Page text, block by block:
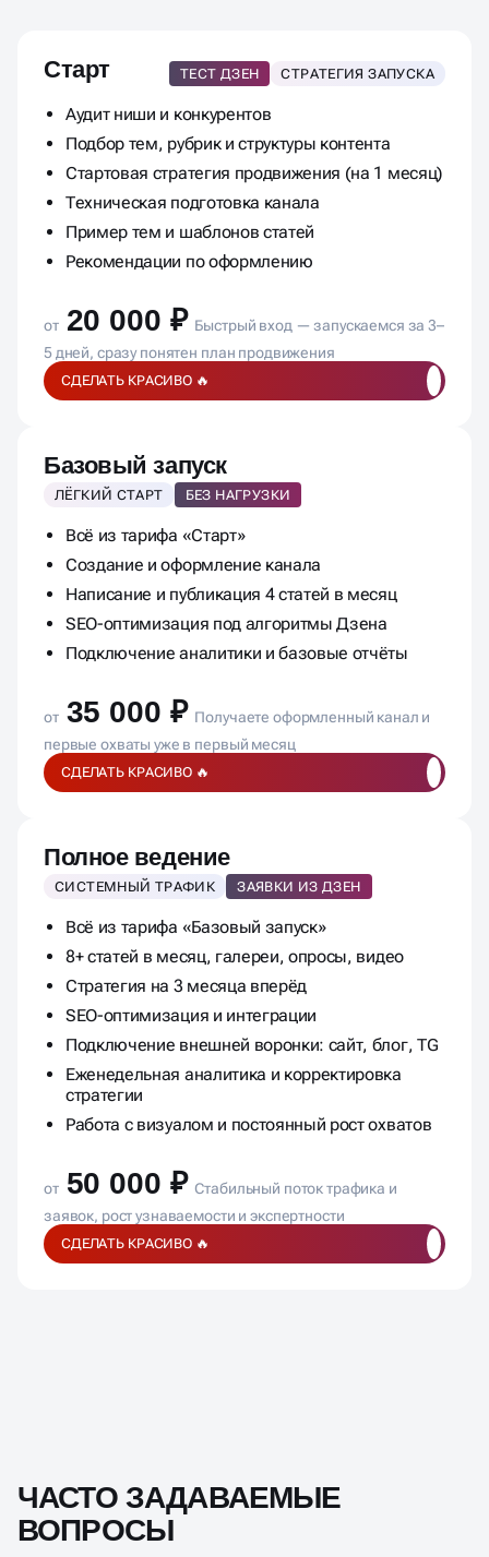
Старт
Аудит ниши и конкурентов
Подбор тем, рубрик и структуры контента
Стартовая стратегия продвижения (на 1 месяц)
Техническая подготовка канала
Пример тем и шаблонов статей
от 20 000 ₽ Быстрый вход — запускаемся за 3–
5 дней, сразу понятен план продвижения
Базовый запуск
ЛЁГКИЙ СТАРТ БЕЗ НАГРУЗКИ
Всё из тарифа «Старт»
Создание и оформление канала
Написание и публикация 4 статей в месяц
SEO-оптимизация под алгоритмы Дзена
от 35 000 ₽ Получаете оформленный канал и
первые охваты уже в первый месяц
Полное ведение
СИСТЕМНЫЙ ТРАФИК ЗАЯВКИ ИЗ ДЗЕН
Всё из тарифа «Базовый запуск»
8+ статей в месяц, галереи, опросы, видео
Стратегия на 3 месяца вперёд
SEO-оптимизация и интеграции
Подключение внешней воронки: сайт, блог, TG
Еженедельная аналитика и корректировка
стратегии
от 50 000 ₽ Стабильный поток трафика и
заявок, рост узнаваемости и экспертности
ЧАСТО ЗАДАВАЕМЫЕ